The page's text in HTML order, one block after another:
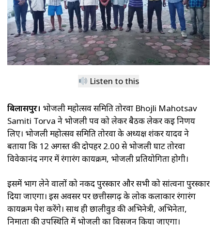
Listen to this
बिलासपुर। भोजली महोत्सव समिति तोरवा Bhojli Mahotsav
Samiti Torva ने भोजली पर्व को लेकर बैठक लेकर कई निर्णय
लिए। भोजली महोत्सव समिति तोरवा के अध्यक्ष शंकर यादव ने
बताया कि 12 अगस्त की दोपहर 2.00 से भोजली घाट तोरवा
विवेकानंद नगर में रंगारंग कार्यक्रम, भोजली प्रतियोगिता होगी।
इसमें भाग लेने वालों को नकद पुरस्कार और सभी को सांत्वना पुरस्कार
दिया जाएगा। इस अवसर पर छत्तीसगढ़ के लोक कलाकार रंगारंग
कार्यक्रम पेश करेंगे। साथ ही छालीवुड की अभिनेत्री, अभिनेता,
निर्माता की उपस्थिति में भोजली का विसर्जन किया जाएगा।